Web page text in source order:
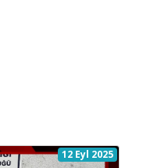
12 Eyl 2025